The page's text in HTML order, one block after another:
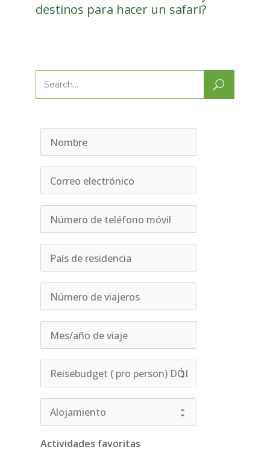
destinos para hacer un safari?
Search
Actividades favoritas